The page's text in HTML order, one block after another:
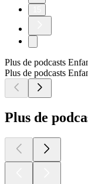
Plus de podcasts
Plus de podcasts
Plus de